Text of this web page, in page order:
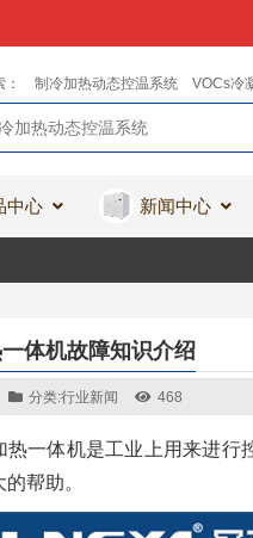
制冷加热动态控温系统 VOCs冷
中心 新闻中心
体机故障知识介绍
分类:行业新闻 468
热一体机是工业上用来进行
帮助。